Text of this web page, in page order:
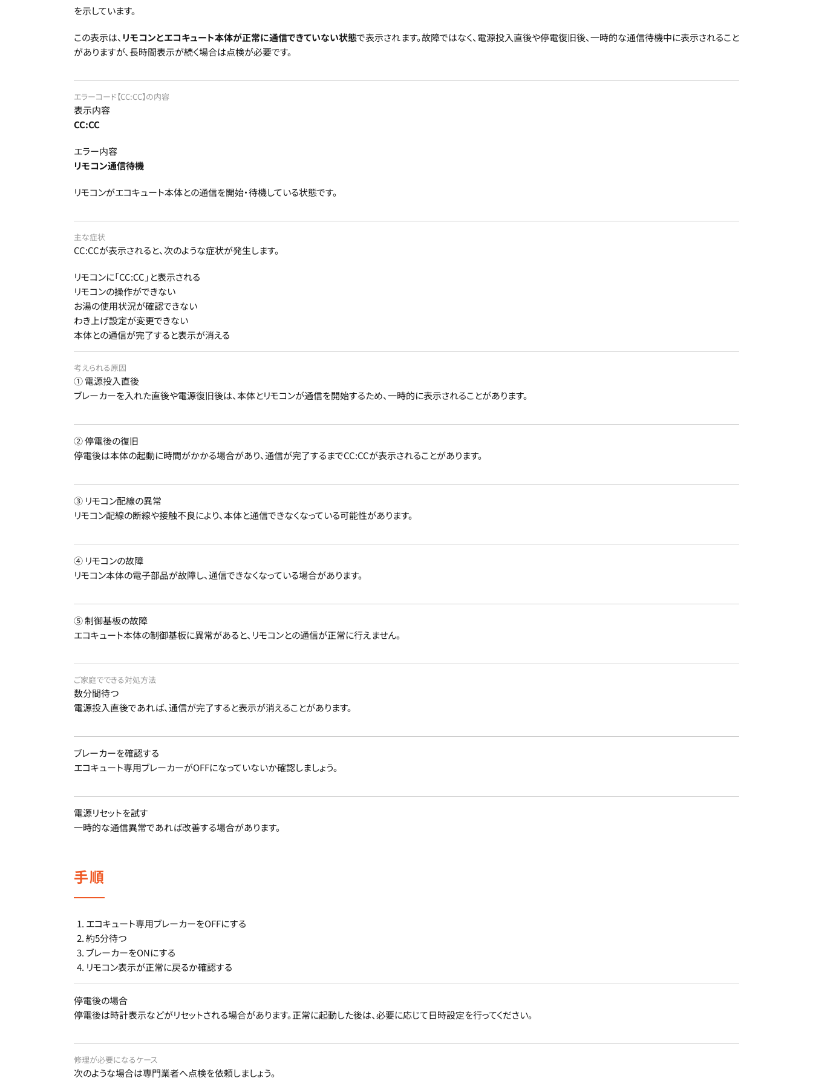
を示しています。
この表示は、 リモコンとエコキュート本体が正常に通信できていない状態で表示されます。故障ではなく、電源投入直後や停電復旧後、一時的な通信待機中に表示されること
がありますが、長時間表示が続く場合は点検が必要です。
エラーコード【CC:CC】の内容
表示内容
CC:CC
エラー内容
リモコン通信待機
リモコンがエコキュート本体との通信を開始・待機している状態です。
主な症状
CC:CCが表示されると、次のような症状が発生します。
リモコンに「CC:CC」と表示される
リモコンの操作ができない
お湯の使用状況が確認できない
わき上げ設定が変更できない
本体との通信が完了すると表示が消える
考えられる原因
① 電源投入直後
ブレーカーを入れた直後や電源復旧後は、本体とリモコンが通信を開始するため、一時的に表示されることがあります。
② 停電後の復旧
停電後は本体の起動に時間がかかる場合があり、通信が完了するまでCC:CCが表示されることがあります。
③ リモコン配線の異常
リモコン配線の断線や接触不良により、本体と通信できなくなっている可能性があります。
④ リモコンの故障
リモコン本体の電子部品が故障し、通信できなくなっている場合があります。
⑤ 制御基板の故障
エコキュート本体の制御基板に異常があると、リモコンとの通信が正常に行えません。
ご家庭でできる対処方法
数分間待つ
電源投入直後であれば、通信が完了すると表示が消えることがあります。
ブレーカーを確認する
エコキュート専用ブレーカーがOFFになっていないか確認しましょう。
電源リセットを試す
一時的な通信異常であれば改善する場合があります。
手順
エコキュート専用ブレーカーをOFFにする
約5分待つ
ブレーカーをONにする
リモコン表示が正常に戻るか確認する
停電後の場合
停電後は時計表示などがリセットされる場合があります。正常に起動した後は、必要に応じて日時設定を行ってください。
修理が必要になるケース
次のような場合は専門業者へ点検を依頼しましょう。